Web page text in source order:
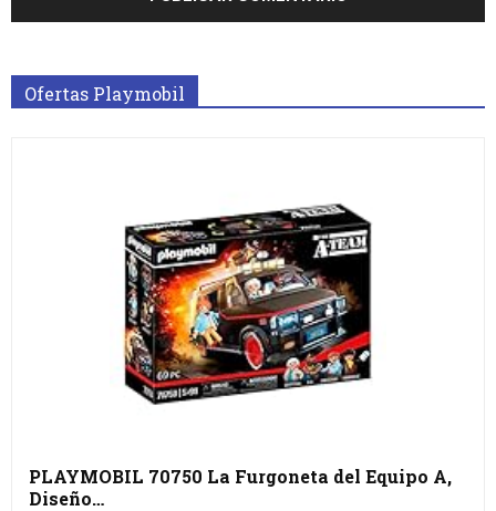
Ofertas Playmobil
PLAYMOBIL 70750 La Furgoneta del Equipo A,
Diseño…